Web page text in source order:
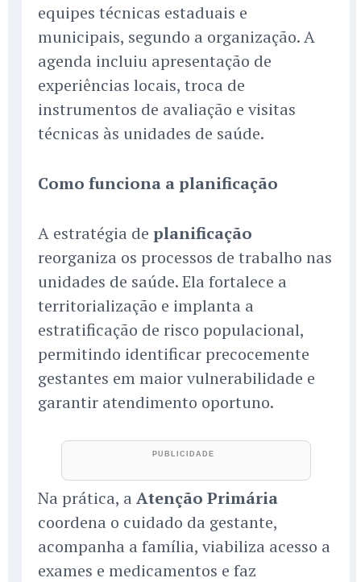
equipes técnicas estaduais e
municipais, segundo a organização. A
agenda incluiu apresentação de
experiências locais, troca de
instrumentos de avaliação e visitas
técnicas às unidades de saúde.
Como funciona a planificação
A estratégia de planificação
reorganiza os processos de trabalho nas
unidades de saúde. Ela fortalece a
territorialização e implanta a
estratificação de risco populacional,
permitindo identificar precocemente
gestantes em maior vulnerabilidade e
garantir atendimento oportuno.
Na prática, a Atenção Primária
coordena o cuidado da gestante,
acompanha a família, viabiliza acesso a
exames e medicamentos e faz